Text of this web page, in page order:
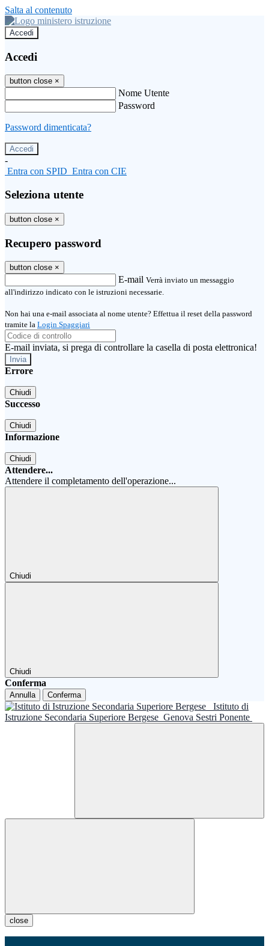
Salta al contenuto
Accedi
Accedi
button close ×
Nome Utente
Password
Password dimenticata?
-
Entra con SPID Entra con CIE
Seleziona utente
button close ×
Recupero password
button close ×
E-mail Verrà inviato un messaggio
all'indirizzo indicato con le istruzioni necessarie.
Non hai una e-mail associata al nome utente? Effettua il reset della password
tramite la Login Spaggiari
E-mail inviata, si prega di controllare la casella di posta elettronica!
Errore
Chiudi
Successo
Chiudi
Informazione
Chiudi
Attendere...
Attendere il completamento dell'operazione...
Chiudi
Chiudi
Conferma
Annulla Conferma
Istituto di
Istruzione Secondaria Superiore Bergese Genova Sestri Ponente
close